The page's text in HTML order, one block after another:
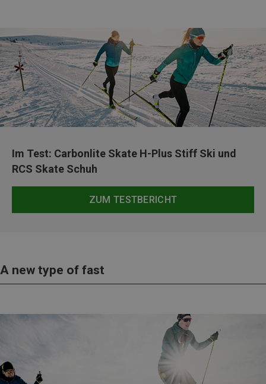
Im Test: Carbonlite Skate H-Plus Stiff Ski und
RCS Skate Schuh
ZUM TESTBERICHT
A new type of fast